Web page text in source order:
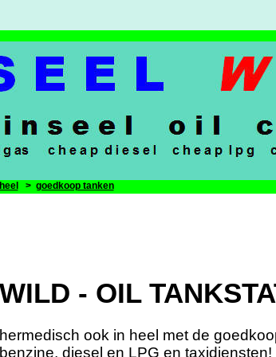
> goedkoop tanken
- OIL
ook in heel met de
diesel en LPG en taxidiensten!